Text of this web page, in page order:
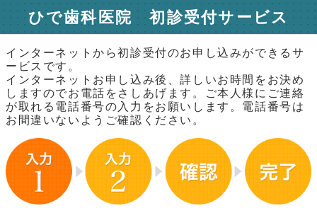
ひで歯科医院 初診受付サービス
インターネットから初診受付のお申し込みができるサ
ービスです。
インターネットお申し込み後、詳しいお時間をお決め
しますのでお電話をさしあげます。ご本人様にご連絡
が取れる電話番号の入力をお願いします。電話番号は
お間違いないようご確認ください。